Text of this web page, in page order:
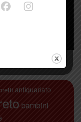
antiquariato
bambini